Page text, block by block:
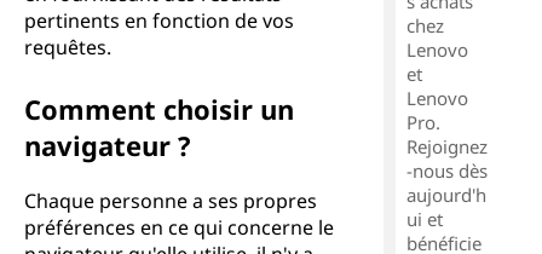
pertinents en fonction de vos
requêtes.
Comment choisir un
navigateur ?
Chaque personne a ses propres
préférences en ce qui concerne le
chez
Lenovo
et
Lenovo
Pro.
Rejoignez
-nous dès
aujourd'h
ui et
bénéficie